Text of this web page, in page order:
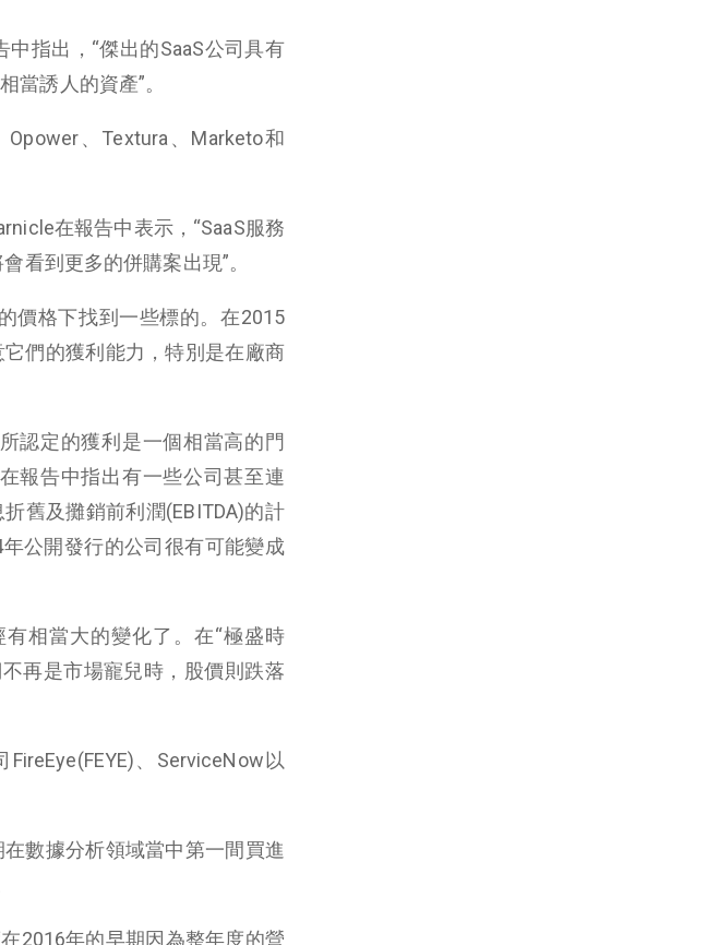
中指出，“傑出的SaaS公司具有
當誘人的資產”。
、Textura、Marketo和
在報告中表示，“SaaS服務
看到更多的併購案出現”。
價格下找到一些標的。在2015
們的獲利能力，特別是在廠商
認定的獲利是一個相當高的門
報告中指出有一些公司甚至連
舊及攤銷前利潤(EBITDA)的計
公開發行的公司很有可能變成
相當大的變化了。在“極盛時
再是市場寵兒時，股價則跌落
、ServiceNow以
數據分析領域當中第一間買進
2016年的早期因為整年度的營